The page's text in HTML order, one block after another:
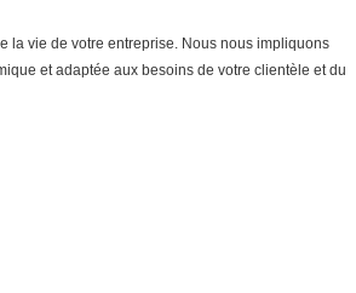
la vie de votre entreprise. Nous nous impliquons
et adaptée aux besoins de votre clientèle et du